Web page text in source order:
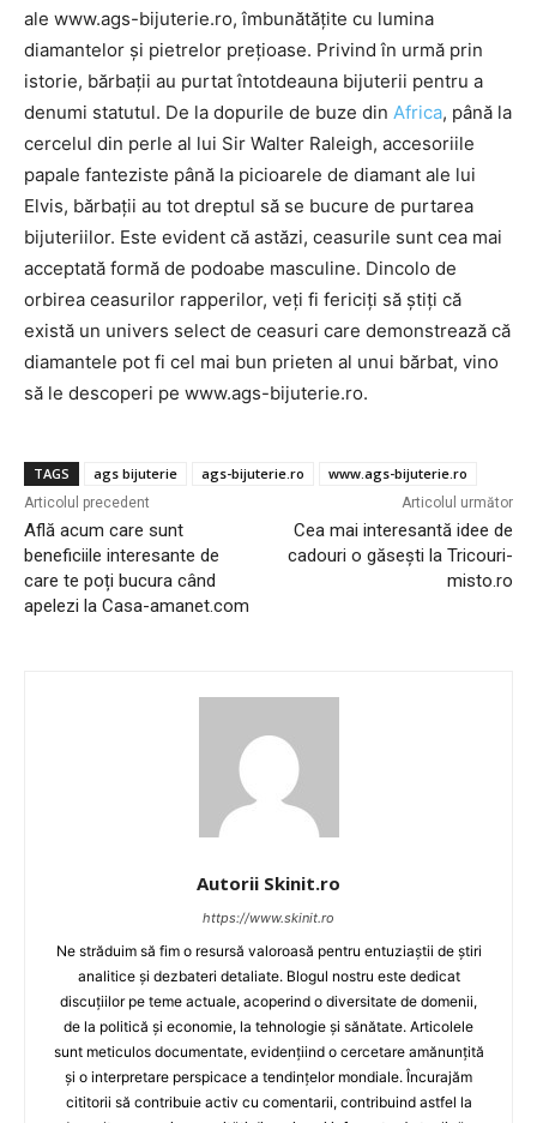
ale www.ags-bijuterie.ro, îmbunătățite cu lumina
diamantelor și pietrelor prețioase. Privind în urmă prin
istorie, bărbații au purtat întotdeauna bijuterii pentru a
denumi statutul. De la dopurile de buze din Africa, până la
cercelul din perle al lui Sir Walter Raleigh, accesoriile
papale fanteziste până la picioarele de diamant ale lui
Elvis, bărbații au tot dreptul să se bucure de purtarea
bijuteriilor. Este evident că astăzi, ceasurile sunt cea mai
acceptată formă de podoabe masculine. Dincolo de
orbirea ceasurilor rapperilor, veți fi fericiți să știți că
există un univers select de ceasuri care demonstrează că
diamantele pot fi cel mai bun prieten al unui bărbat, vino
să le descoperi pe www.ags-bijuterie.ro.
TAGS ags bijuterie ags-bijuterie.ro www.ags-bijuterie.ro
Articolul precedent
Află acum care sunt
beneficiile interesante de
care te poți bucura când
apelezi la Casa-amanet.com
Articolul următor
Cea mai interesantă idee de
cadouri o găsești la Tricouri-
misto.ro
Autorii Skinit.ro
https://www.skinit.ro
Ne străduim să fim o resursă valoroasă pentru entuziaștii de știri
analitice și dezbateri detaliate. Blogul nostru este dedicat
discuțiilor pe teme actuale, acoperind o diversitate de domenii,
de la politică și economie, la tehnologie și sănătate. Articolele
sunt meticulos documentate, evidențiind o cercetare amănunțită
și o interpretare perspicace a tendințelor mondiale. Încurajăm
cititorii să contribuie activ cu comentarii, contribuind astfel la